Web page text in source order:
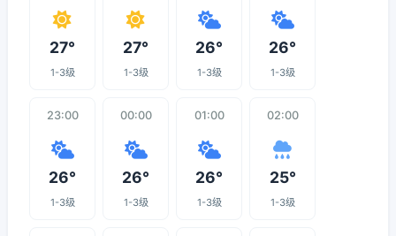
27°
1-3级
27°
1-3级
26°
1-3级
26°
1-3级
23:00
26°
1-3级
00:00
26°
1-3级
01:00
26°
1-3级
02:00
25°
1-3级